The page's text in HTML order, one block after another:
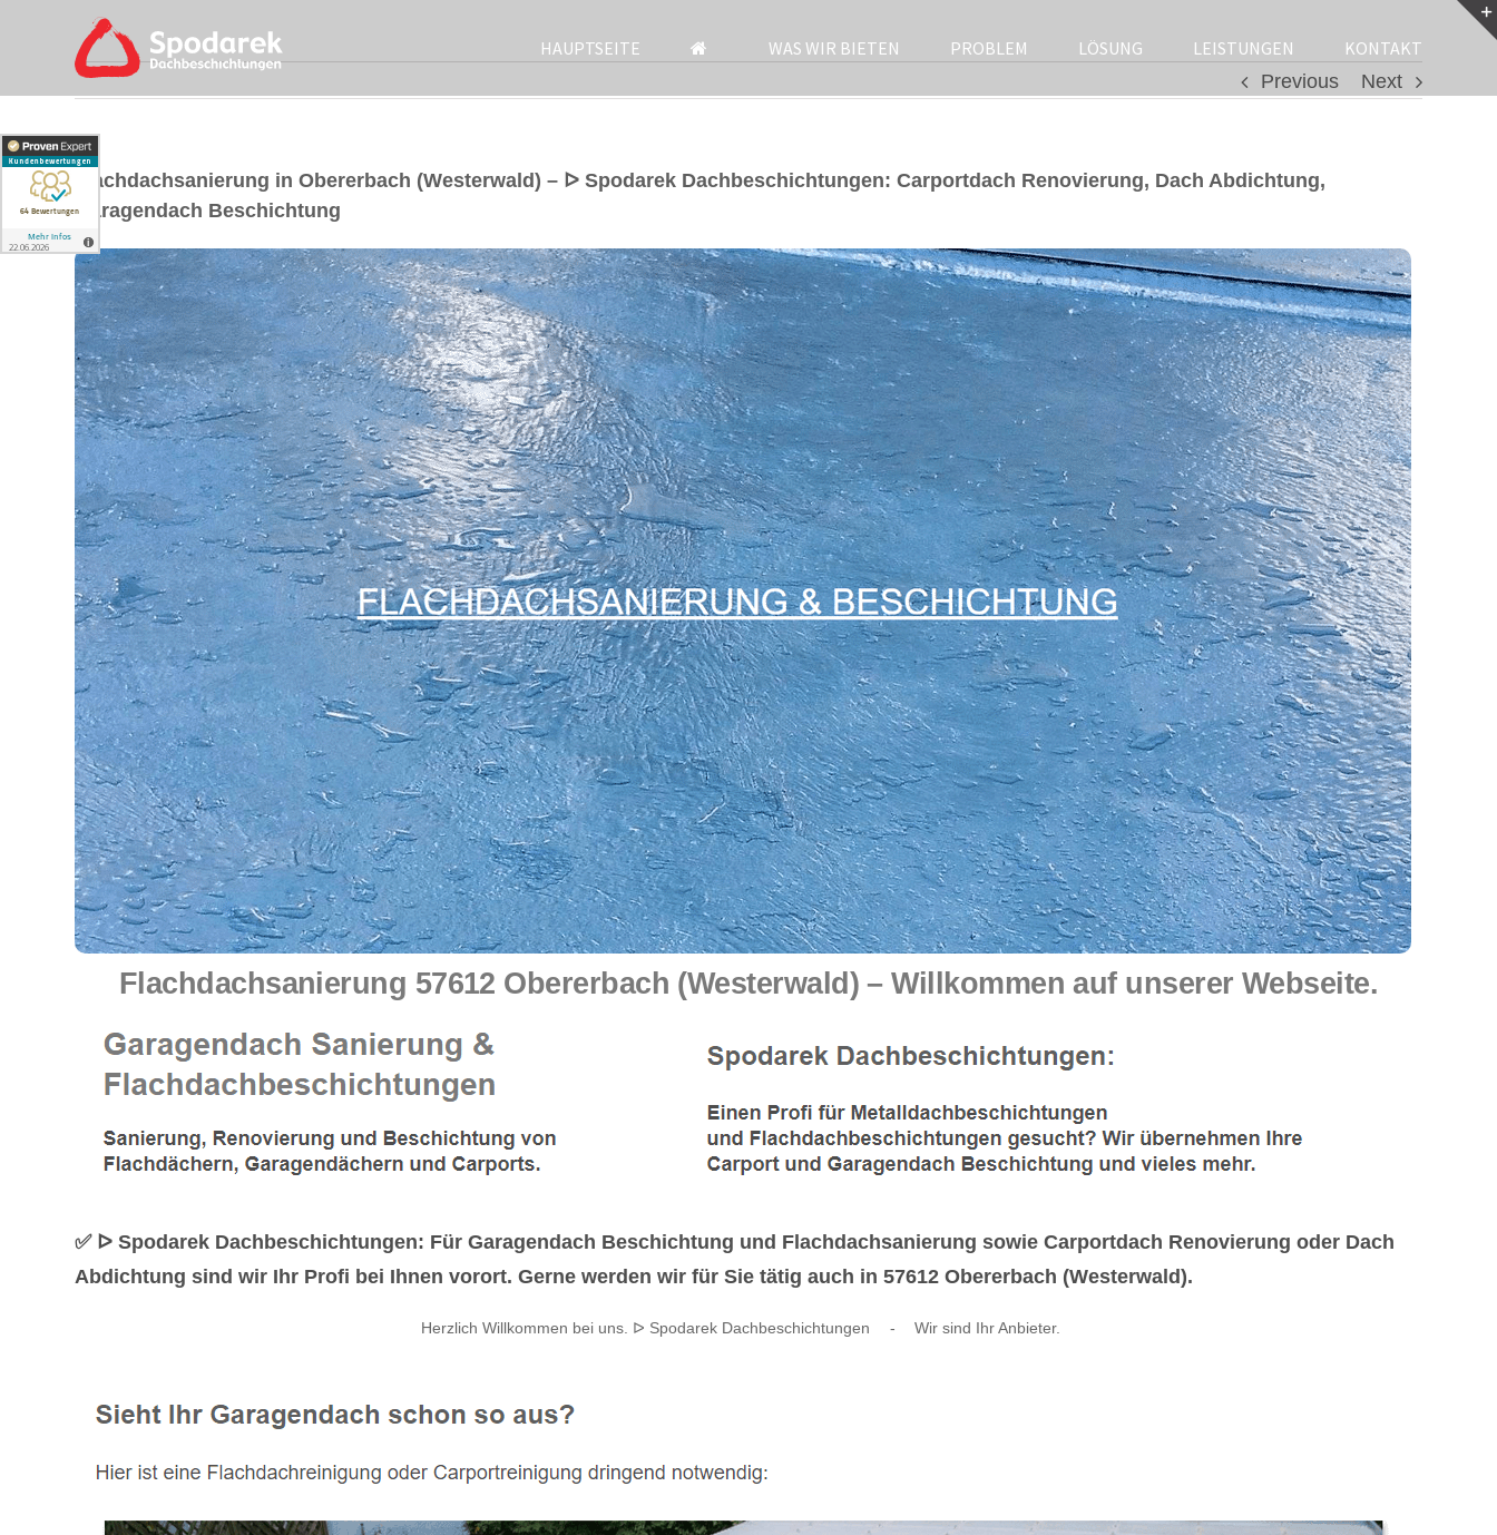
HAUPTSEITE WAS WIR BIETEN PROBLEM LÖSUNG LEISTUNGEN
KONTAKT
Previous
Next
Flachdachsanierung in Obererbach (Westerwald) – ᐅ Spodarek Dachbeschichtungen: Carportdach Renovierung, Dach Abdichtung,
Garagendach Beschichtung
Flachdachsanierung 57612 Obererbach (Westerwald) – Willkommen auf unserer Webseite.
✅ ᐅ Spodarek Dachbeschichtungen: Für Garagendach Beschichtung und Flachdachsanierung sowie Carportdach Renovierung oder Dach
Abdichtung sind wir Ihr Profi bei Ihnen vorort. Gerne werden wir für Sie tätig auch in 57612 Obererbach (Westerwald).
Herzlich Willkommen bei uns. ᐅ Spodarek Dachbeschichtungen - Wir sind Ihr Anbieter.